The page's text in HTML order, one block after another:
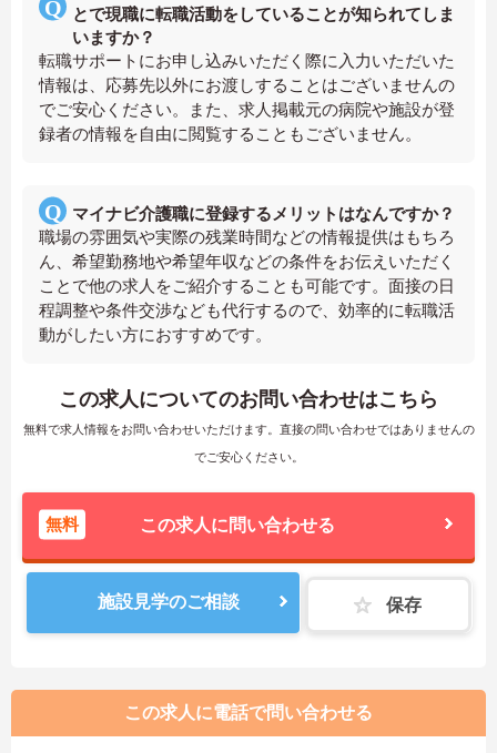
とで現職に転職活動をしていることが知られてしま
いますか？
転職サポートにお申し込みいただく際に入力いただいた
情報は、応募先以外にお渡しすることはございませんの
でご安心ください。また、求人掲載元の病院や施設が登
録者の情報を自由に閲覧することもございません。
マイナビ介護職に登録するメリットはなんですか？
職場の雰囲気や実際の残業時間などの情報提供はもちろ
ん、希望勤務地や希望年収などの条件をお伝えいただく
ことで他の求人をご紹介することも可能です。面接の日
程調整や条件交渉なども代行するので、効率的に転職活
動がしたい方におすすめです。
この求人についてのお問い合わせはこちら
無料で求人情報をお問い合わせいただけます。直接の問い合わせではありませんの
でご安心ください。
無料 この求人に問い合わせる
施設見学のご相談 保存
この求人に電話で問い合わせる